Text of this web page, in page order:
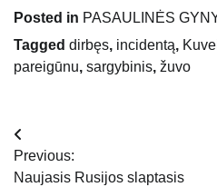
Posted in PASAULINĖS
Tagged dirbęs, incidentą,
pareigūnu, sargybinis, žuvo
Navigacija
tarp
Previous:
Naujasis Rusijos slaptasis